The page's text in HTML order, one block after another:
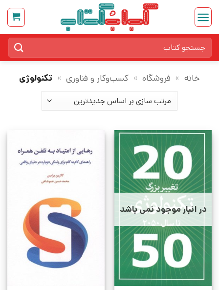
Skip
content
برای:
خانه » فروشگاه » کسب‌وکار و فناوری » تکنولوژی
در انبار موجود نمی باشد